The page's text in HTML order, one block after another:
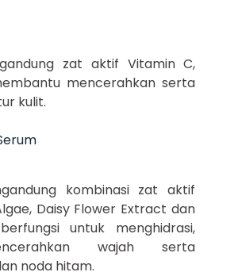
zat aktif Vitamin C,
mencerahkan serta
kulit.
kombinasi zat aktif
Daisy Flower Extract dan
untuk menghidrasi,
wajah serta
noda hitam.